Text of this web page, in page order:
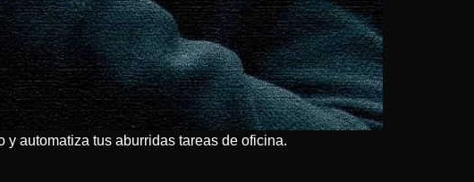
automatiza tus aburridas tareas de oficina.